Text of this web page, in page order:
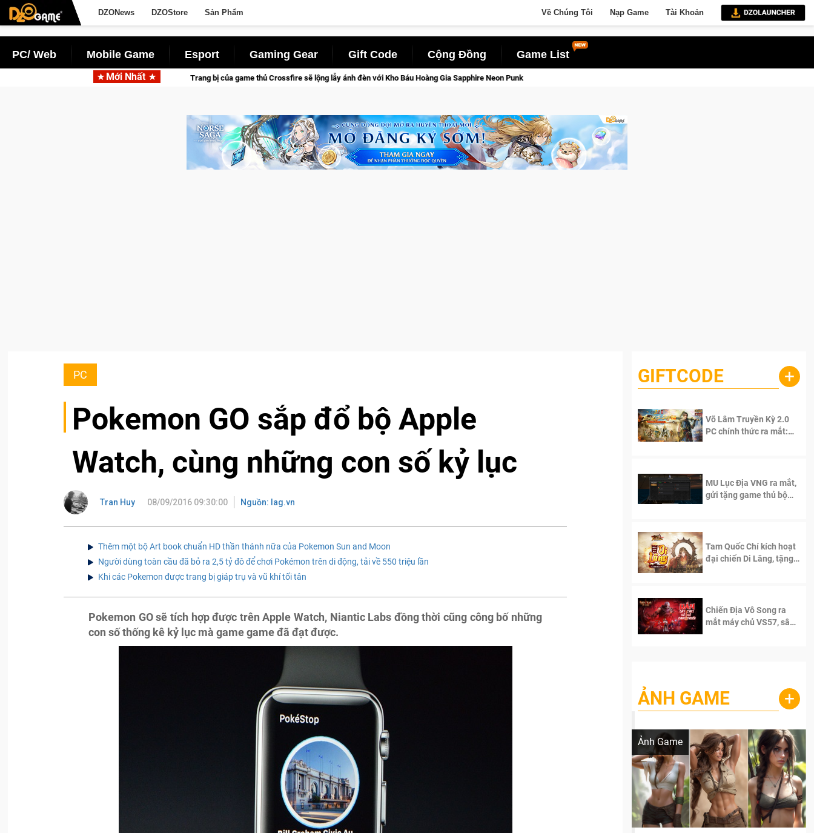
DZONews DZOStore Sản Phẩm Về Chúng Tôi Nạp Game Tài Khoản
PC/ Web Mobile Game Esport Gaming Gear Gift Code Cộng Đồng Game List
Mới Nhất
Trang bị của game thủ Crossfire sẽ lộng lẫy ánh đèn với Kho Báu Hoàng Gia Sapphire Neon Punk
PC
Pokemon GO sắp đổ bộ Apple
Watch, cùng những con số kỷ lục
Tran Huy 08/09/2016 09:30:00 Nguồn: lag.vn
Thêm một bộ Art book chuẩn HD thần thánh nữa của Pokemon Sun and Moon
Người dùng toàn cầu đã bỏ ra 2,5 tỷ đô để chơi Pokémon trên di động, tải về 550 triệu lần
Khi các Pokemon được trang bị giáp trụ và vũ khí tối tân
Pokemon GO sẽ tích hợp được trên Apple Watch, Niantic Labs đồng thời cũng công bố những
con số thống kê kỷ lục mà game game đã đạt được.
GIFTCODE +
Võ Lâm Truyền Kỳ 2.0
PC chính thức ra mắt:
MU Lục Địa VNG ra mắt,
gửi tặng game thủ bộ
Tam Quốc Chí kích hoạt
đại chiến Di Lăng, tặng
Chiến Địa Vô Song ra
mắt máy chủ VS57, sân
ẢNH GAME +
Ảnh Game
Lala Croft vừa nóng vừa xinh dưới nét vẽ
Khi AI Cosplay gái đẹp One Piece